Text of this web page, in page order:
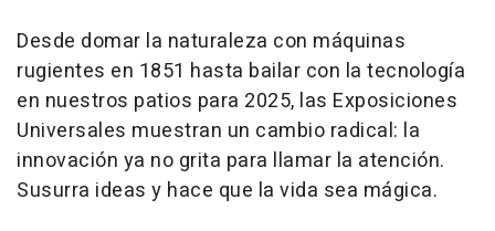
Desde domar la naturaleza con máquinas
rugientes en 1851 hasta bailar con la tecnología
en nuestros patios para 2025, las Exposiciones
Universales muestran un cambio radical: la
innovación ya no grita para llamar la atención.
Susurra ideas y hace que la vida sea mágica.